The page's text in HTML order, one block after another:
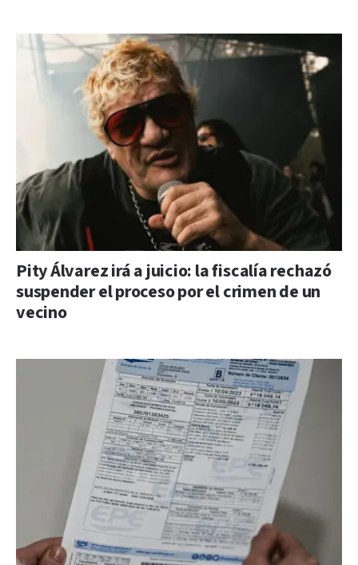
Pity Álvarez irá a juicio: la fiscalía rechazó
suspender el proceso por el crimen de un
vecino